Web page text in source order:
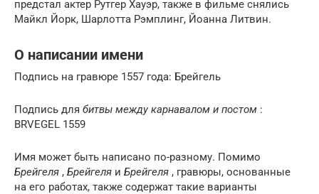
предстал актер Рутгер Хауэр, также в фильме снялись
Майкл Йорк, Шарлотта Рэмплинг, Йоанна Литвин.
О написании имени
Подпись на гравюре 1557 года: Брейгель
Подпись для битвы между карнавалом и постом :
BRVEGEL 1559
Имя может быть написано по-разному. Помимо
Брейгеля , Брейгеля и Брейгеля , гравюры, основанные
на его работах, также содержат такие варианты